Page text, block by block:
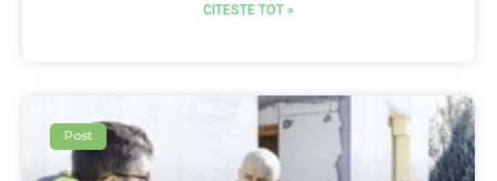
CITESTE TOT »
Post